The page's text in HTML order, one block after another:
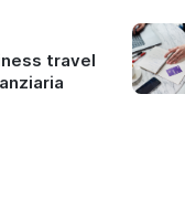
travel